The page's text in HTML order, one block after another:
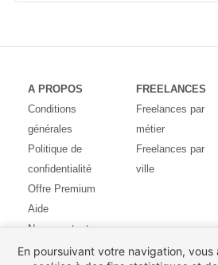
A PROPOS
Conditions
générales
Politique de
confidentialité
Offre Premium
Aide
Nous contacter
Avis des
FREELANCES
Freelances par
métier
Freelances par
ville
En poursuivant votre navigation,